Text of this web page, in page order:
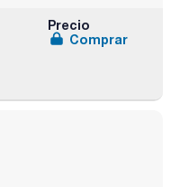
Precio
Comprar